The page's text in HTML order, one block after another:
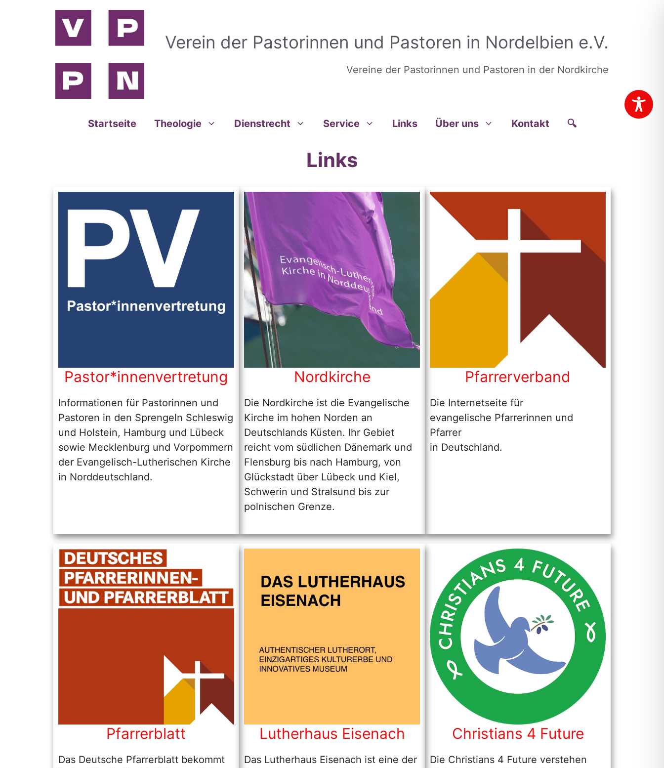
Verein der Pastorinnen und Pastoren in Nordelbien e.V.
Vereine der Pastorinnen und Pastoren in der Nordkirche
Startseite Theologie Dienstrecht Service Links Über uns Kontakt 🔍
Links
Pastor*innenvertretung
Informationen für Pastorinnen und
Pastoren in den Sprengeln Schleswig
und Holstein, Hamburg und Lübeck
sowie Mecklenburg und Vorpommern
der Evangelisch-Lutherischen Kirche
in Norddeutschland.
Nordkirche
Die Nordkirche ist die Evangelische
Kirche im hohen Norden an
Deutschlands Küsten. Ihr Gebiet
reicht vom südlichen Dänemark und
Flensburg bis nach Hamburg, von
Glückstadt über Lübeck und Kiel,
Schwerin und Stralsund bis zur
polnischen Grenze.
Pfarrerverband
Die Internetseite für
evangelische Pfarrerinnen und
Pfarrer
in Deutschland.
Pfarrerblatt
Das Deutsche Pfarrerblatt bekommt
Lutherhaus Eisenach
Das Lutherhaus Eisenach ist eine der
Christians 4 Future
Die Christians 4 Future verstehen